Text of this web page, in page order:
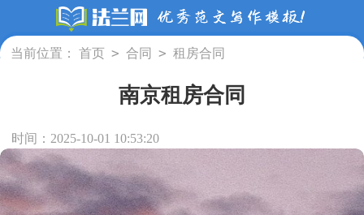
当前位置： 首页 > 合同 > 租房合同
南京租房合同
时间：2025-10-01 10:53:20